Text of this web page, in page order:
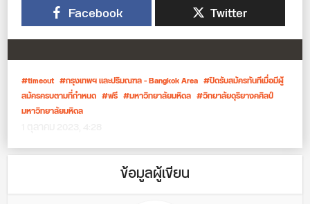
Facebook Twitter
timeout กรุงเทพฯ และปริมณฑล - Bangkok Area
ปิดรับสมัครทันทีเมื่อมีผู้
สมัครครบตามที่กำหนด
ฟรี มหาวิทยาลัยมหิดล
วิทยาลัยดุริยางคศิลป์
มหาวิทยาลัยมหิดล
ข้อมูลผู้เขียน